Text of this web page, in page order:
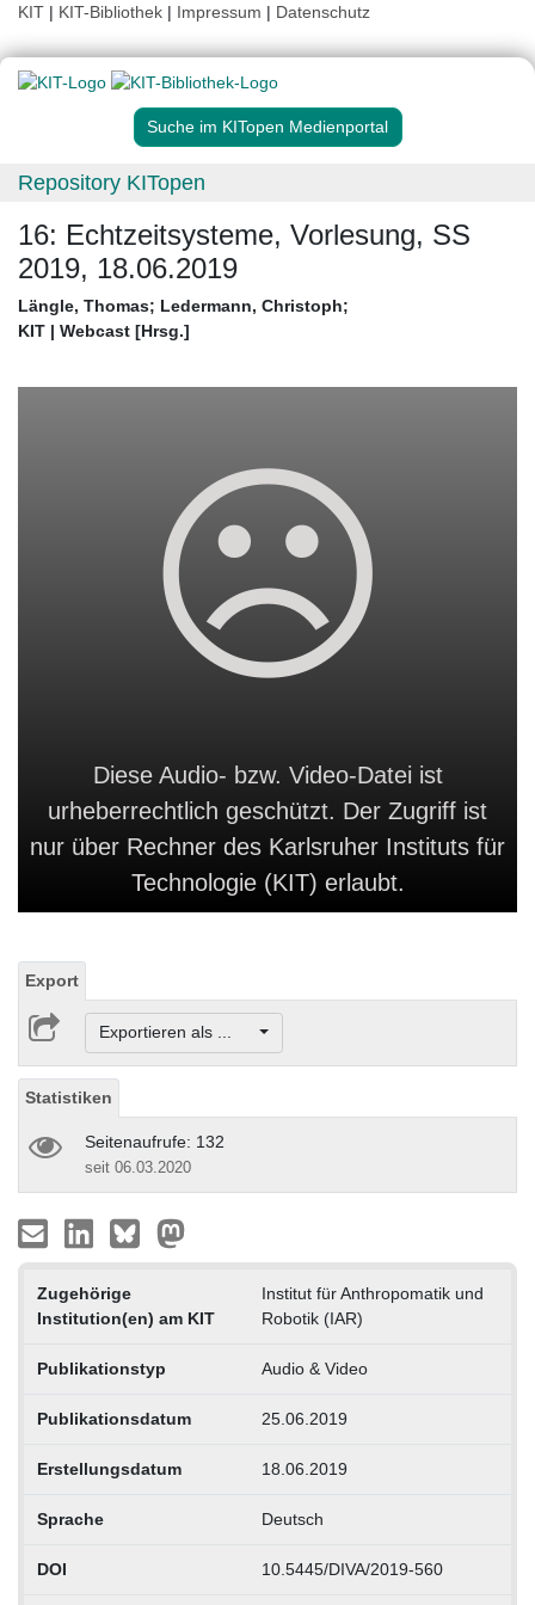
KIT | KIT-Bibliothek | Impressum | Datenschutz
Suche im KITopen Medienportal
Repository KITopen
16: Echtzeitsysteme, Vorlesung, SS
2019, 18.06.2019
Längle, Thomas; Ledermann, Christoph;
KIT | Webcast [Hrsg.]
Diese Audio- bzw. Video-Datei ist
urheberrechtlich geschützt. Der Zugriff ist
nur über Rechner des Karlsruher Instituts für
Technologie (KIT) erlaubt.
Export
Exportieren als ...
Statistiken
Seitenaufrufe: 132
seit 06.03.2020
Zugehörige
Institution(en) am KIT
Institut für Anthropomatik und
Robotik (IAR)
Publikationstyp Audio & Video
Publikationsdatum 25.06.2019
Erstellungsdatum 18.06.2019
Sprache Deutsch
DOI 10.5445/DIVA/2019-560